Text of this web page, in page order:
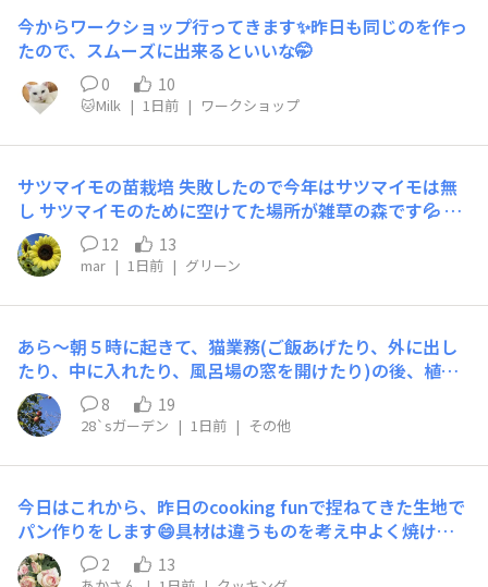
今からワークショップ行ってきます✨昨日も同じのを作っ
たので、スムーズに出来るといいな🤭
0 10
🐱Milk | 1日前 | ワークショップ
サツマイモの苗栽培 失敗したので今年はサツマイモは無
し サツマイモのために空けてた場所が雑草の森です💦 今
日は草刈機しようと心に決め充電をしようと 昨日準備を
始めたら 充電器の在処が分からず… 早起きして鎌で草刈
りに。 半分弱でギブアップ(@_@) 2時間半、草刈りして
きました💦💦💦 秋冬野菜に向け 充電器出てきますよう
12 13
mar | 1日前 | グリーン
あら〜朝５時に起きて、猫業務(ご飯あげたり、外に出し
たり、中に入れたり、風呂場の窓を開けたり)の後、植木
鉢に水やり。6時近くになって居間で猫と一緒にお茶を飲
んでいたらついウトウト・・・先ほど目が覚めたら８時
半！猫と一緒にイビキ💤かいて寝ていたって^_^起こさず
にいてくれて、ありがとう⁉️今慌てて朝ごはんを並べたと
手に食べてくれてたら100点満点なんだけどね〜💯昭和の
男はそうもいかない^_^(うちだけか？
8 19
28`sガーデン | 1日前 | その他
今日はこれから、昨日のcooking funで捏ねてきた生地で
パン作りをします😄具材は違うものを考え中よく焼ける
かちょっと心配😟がんばります🤗
2 13